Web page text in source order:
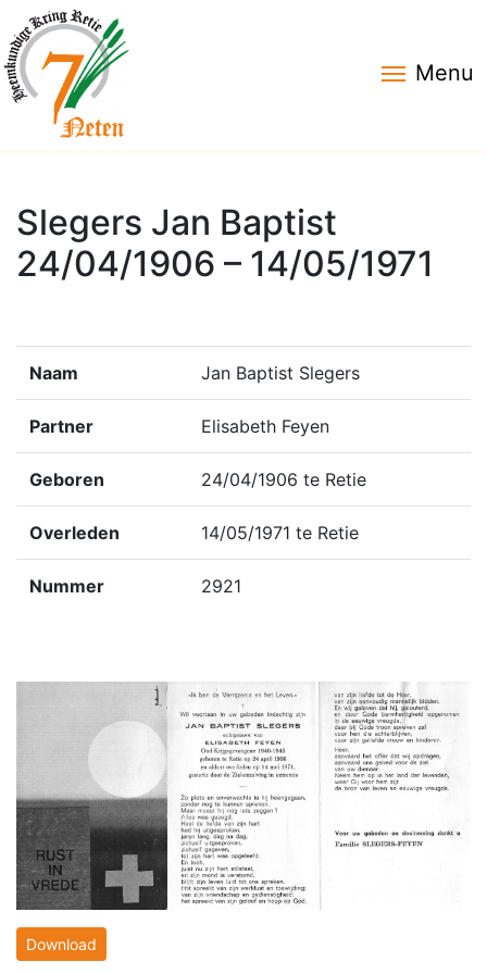
Menu
Slegers Jan Baptist
24/04/1906 – 14/05/1971
Naam Jan Baptist Slegers
Partner Elisabeth Feyen
Geboren 24/04/1906 te Retie
Overleden 14/05/1971 te Retie
Nummer 2921
Download